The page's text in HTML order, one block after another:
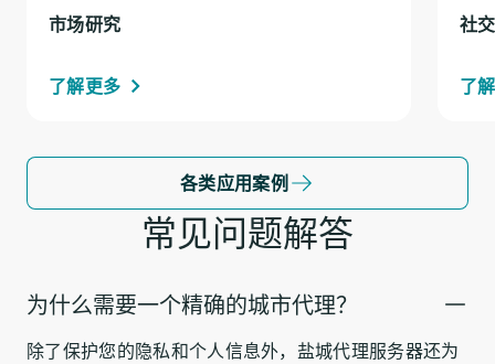
市场研究
了解更多
社
了
各类应用案例
常见问题解答
为什么需要一个精确的城市代理？
除了保护您的隐私和个人信息外，盐城代理服务器还为